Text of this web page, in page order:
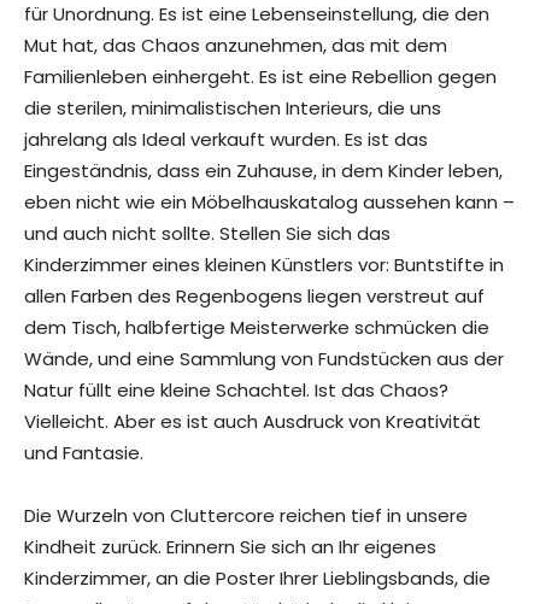
für Unordnung. Es ist eine Lebenseinstellung, die den
Mut hat, das Chaos anzunehmen, das mit dem
Familienleben einhergeht. Es ist eine Rebellion gegen
die sterilen, minimalistischen Interieurs, die uns
jahrelang als Ideal verkauft wurden. Es ist das
Eingeständnis, dass ein Zuhause, in dem Kinder leben,
eben nicht wie ein Möbelhauskatalog aussehen kann –
und auch nicht sollte. Stellen Sie sich das
Kinderzimmer eines kleinen Künstlers vor: Buntstifte in
allen Farben des Regenbogens liegen verstreut auf
dem Tisch, halbfertige Meisterwerke schmücken die
Wände, und eine Sammlung von Fundstücken aus der
Natur füllt eine kleine Schachtel. Ist das Chaos?
Vielleicht. Aber es ist auch Ausdruck von Kreativität
und Fantasie.
Die Wurzeln von Cluttercore reichen tief in unsere
Kindheit zurück. Erinnern Sie sich an Ihr eigenes
Kinderzimmer, an die Poster Ihrer Lieblingsbands, die